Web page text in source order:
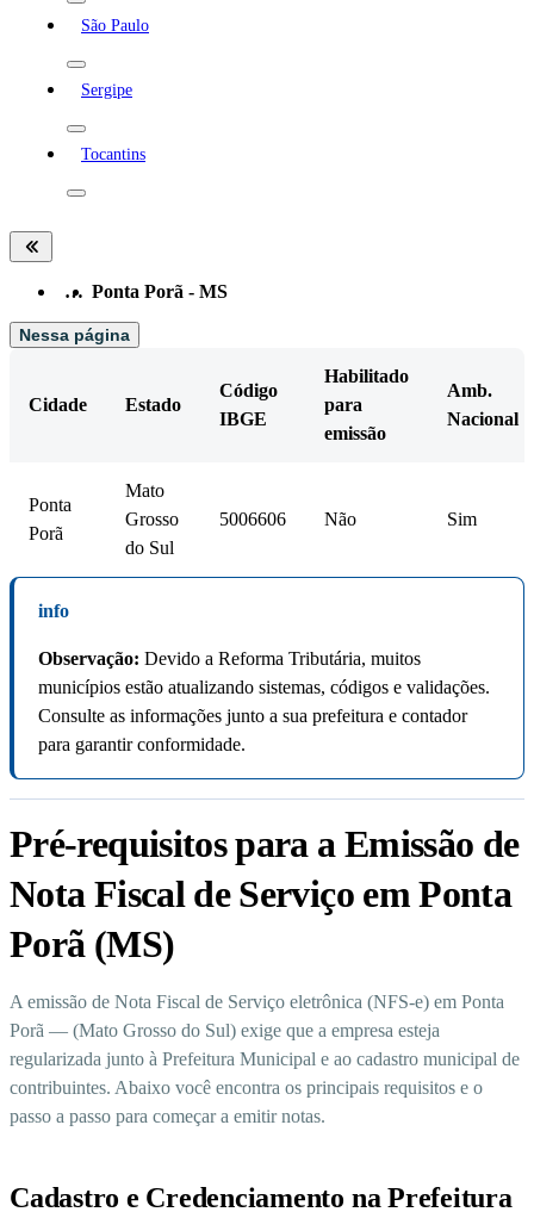
São Paulo
Sergipe
Tocantins
… Ponta Porã - MS
Nessa página
Cidade Estado
Código
IBGE
Habilitado
para
emissão
Amb.
Nacional
Ponta
Porã
Mato
Grosso
do Sul
5006606 Não Sim
info
Observação: Devido a Reforma Tributária, muitos
municípios estão atualizando sistemas, códigos e validações.
Consulte as informações junto a sua prefeitura e contador
para garantir conformidade.
Pré-requisitos para a Emissão de
Nota Fiscal de Serviço em Ponta
Porã (MS)
A emissão de Nota Fiscal de Serviço eletrônica (NFS-e) em Ponta
Porã — (Mato Grosso do Sul) exige que a empresa esteja
regularizada junto à Prefeitura Municipal e ao cadastro municipal de
contribuintes. Abaixo você encontra os principais requisitos e o
passo a passo para começar a emitir notas.
Cadastro e Credenciamento na Prefeitura